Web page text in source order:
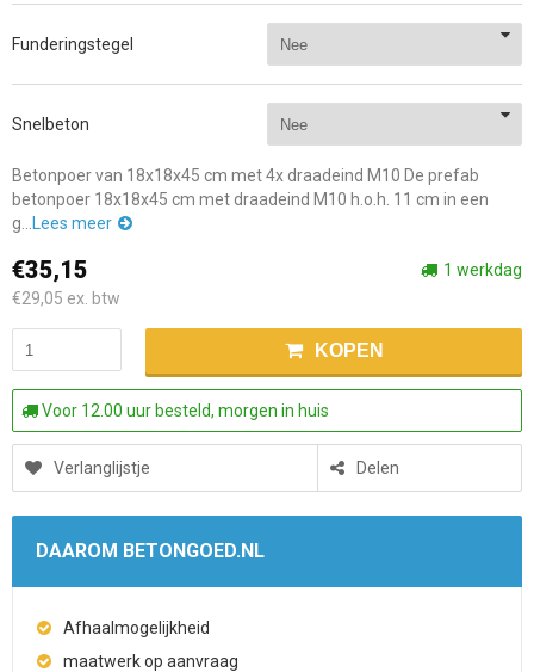
Funderingstegel
Snelbeton
Betonpoer van 18x18x45 cm met 4x draadeind M10 De prefab
betonpoer 18x18x45 cm met draadeind M10 h.o.h. 11 cm in een
g...
Lees meer
€35,15
€29,05 ex. btw
1 werkdag
KOPEN
Voor 12.00 uur besteld, morgen in huis
Verlanglijstje Delen
DAAROM BETONGOED.NL
Afhaalmogelijkheid
maatwerk op aanvraag